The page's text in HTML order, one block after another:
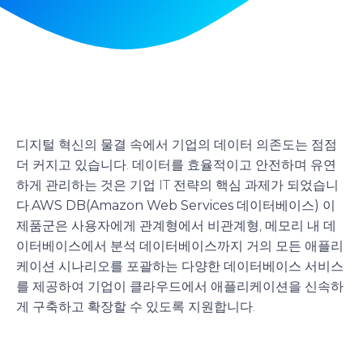
디지털 혁신의 물결 속에서 기업의 데이터 의존도는 점점
더 커지고 있습니다. 데이터를 효율적이고 안전하며 유연
하게 관리하는 것은 기업 IT 전략의 핵심 과제가 되었습니
다.AWS DB(Amazon Web Services 데이터베이스) 이
제품군은 사용자에게 관계형에서 비관계형, 메모리 내 데
이터베이스에서 분석 데이터베이스까지 거의 모든 애플리
케이션 시나리오를 포괄하는 다양한 데이터베이스 서비스
를 제공하여 기업이 클라우드에서 애플리케이션을 신속하
게 구축하고 확장할 수 있도록 지원합니다.